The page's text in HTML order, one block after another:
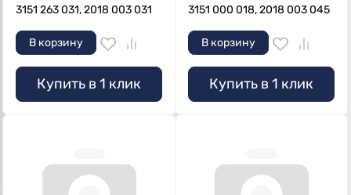
3151 263 031, 2018 003 031
В корзину
Купить в 1 клик
3151 000 018, 2018 003 045
В корзину
Купить в 1 клик